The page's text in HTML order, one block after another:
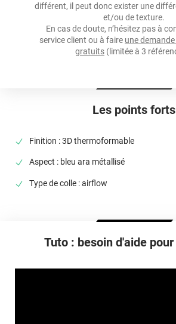
Les points forts
Finition : 3D thermoformable
Aspect : bleu ara métallisé
Type de colle : airflow
Épaisseur
100 µ
Température D'application
Température D'utilisation
différent, il peut donc exister une
et/ou de texture.
En cas de doute, n’hésitez pas à
service client ou à faire une
gratuits (limitée à 3
Tuto : besoin d'aide